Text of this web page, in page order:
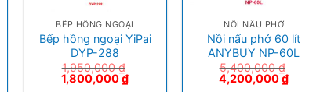
BẾP HỒNG NGOẠI
Bếp hồng ngoại YiPai
DYP-288
1,950,000₫
1,800,000₫
NỒI NẤU PHỞ
Nồi nấu phở 60 lít
ANYBUY NP-60L
5,400,000₫
4,200,000₫